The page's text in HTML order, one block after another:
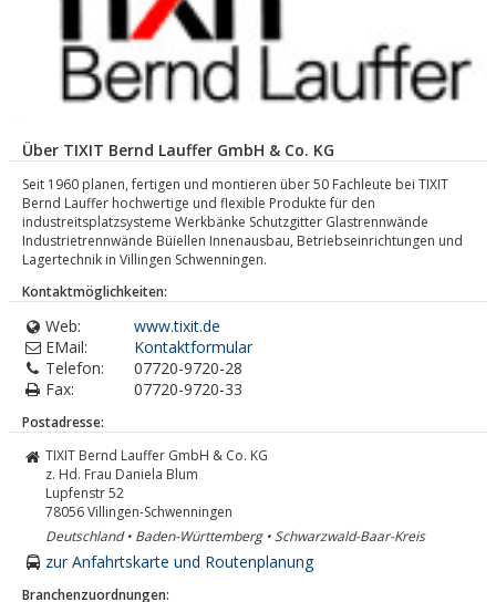
Über TIXIT Bernd Lauffer GmbH & Co. KG
Seit 1960 planen, fertigen und montieren über 50 Fachleute bei TIXIT
Bernd Lauffer hochwertige und flexible Produkte für den
industreitsplatzsysteme Werkbänke Schutzgitter Glastrennwände
Industrietrennwände Büiellen Innenausbau, Betriebseinrichtungen und
Lagertechnik in Villingen Schwenningen.
Kontaktmöglichkeiten:
Web:
www.tixit.de
EMail:
Kontaktformular
Telefon:
07720-9720-28
Fax:
07720-9720-33
Postadresse:
TIXIT Bernd Lauffer GmbH & Co. KG
z. Hd. Frau Daniela Blum
Lupfenstr 52
78056Villingen-Schwenningen
Deutschland • Baden-Württemberg • Schwarzwald-Baar-Kreis
zur Anfahrtskarte und Routenplanung
Branchenzuordnungen: